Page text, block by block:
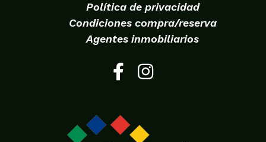
Política de privacidad
Condiciones compra/reserva
Agentes inmobiliarios